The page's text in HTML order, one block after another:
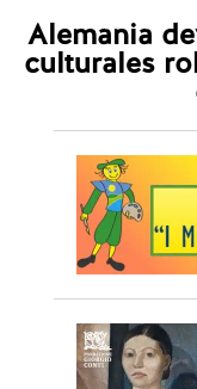
Alemania
culturales